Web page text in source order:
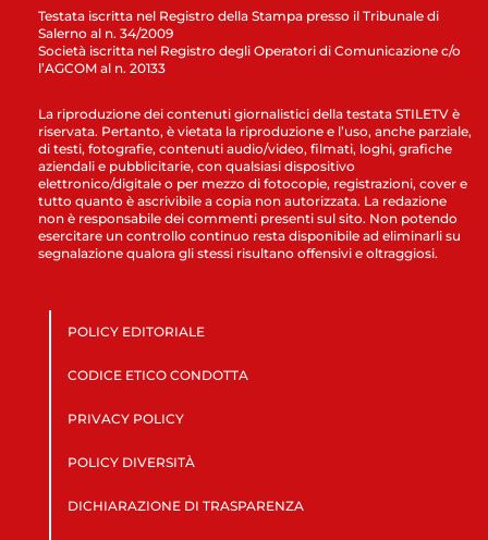
Testata iscritta nel Registro della Stampa presso il Tribunale di
Salerno al n. 34/2009
Società iscritta nel Registro degli Operatori di Comunicazione c/o
l’AGCOM al n. 20133
La riproduzione dei contenuti giornalistici della testata STILETV è
riservata. Pertanto, è vietata la riproduzione e l’uso, anche parziale,
di testi, fotografie, contenuti audio/video, filmati, loghi, grafiche
aziendali e pubblicitarie, con qualsiasi dispositivo
elettronico/digitale o per mezzo di fotocopie, registrazioni, cover e
tutto quanto è ascrivibile a copia non autorizzata. La redazione
non è responsabile dei commenti presenti sul sito. Non potendo
esercitare un controllo continuo resta disponibile ad eliminarli su
segnalazione qualora gli stessi risultano offensivi e oltraggiosi.
POLICY EDITORIALE
CODICE ETICO CONDOTTA
PRIVACY POLICY
POLICY DIVERSITÀ
DICHIARAZIONE DI TRASPARENZA